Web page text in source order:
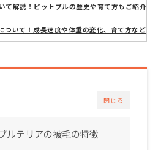
て解説！ピットブルの歴史や育て方もご紹介
ついて！成長速度や体重の変化、育て方など
閉じる
ルテリアの被毛の特徴